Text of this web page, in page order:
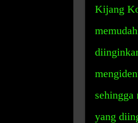
Kijang
sehingga
yang